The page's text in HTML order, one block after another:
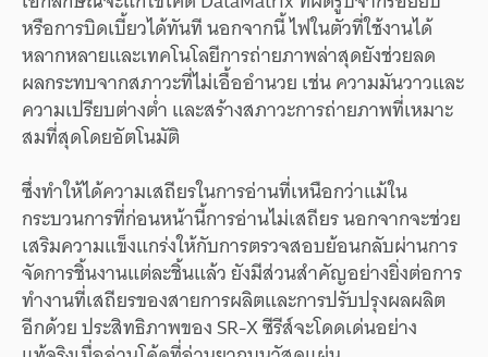
หรือการบิดเบี้ยวได้ทันที นอกจากนี้ ไฟในตัวที่ใช้งานได้
หลากหลายและเทคโนโลยีการถ่ายภาพล่าสุดยังช่วยลด
ผลกระทบจากสภาวะที่ไม่เอื้ออำนวย เช่น ความมันวาวและ
ความเปรียบต่างต่ำ และสร้างสภาวะการถ่ายภาพที่เหมาะ
สมที่สุดโดยอัตโนมัติ
ซึ่งทำให้ได้ความเสถียรในการอ่านที่เหนือกว่าแม้ใน
กระบวนการที่ก่อนหน้านี้การอ่านไม่เสถียร นอกจากจะช่วย
เสริมความแข็งแกร่งให้กับการตรวจสอบย้อนกลับผ่านการ
จัดการชิ้นงานแต่ละชิ้นแล้ว ยังมีส่วนสำคัญอย่างยิ่งต่อการ
ทำงานที่เสถียรของสายการผลิตและการปรับปรุงผลผลิต
อีกด้วย ประสิทธิภาพของ SR-X ซีรีส์จะโดดเด่นอย่าง